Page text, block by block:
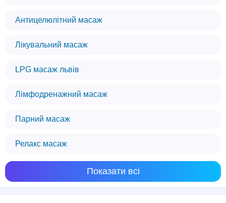
Антицелюлітний масаж
Лікувальний масаж
LPG масаж львів
Лімфодренажний масаж
Парний масаж
Релакс масаж
Показати всі